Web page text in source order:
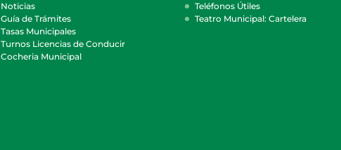
Noticias
Guía de Trámites
Tasas Municipales
Turnos Licencias de Conducir
Cocheria Municipal
Teléfonos Útiles
Teatro Municipal: Cartelera